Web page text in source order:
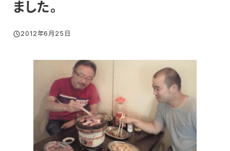
ました。
投稿日
2012年6月25日